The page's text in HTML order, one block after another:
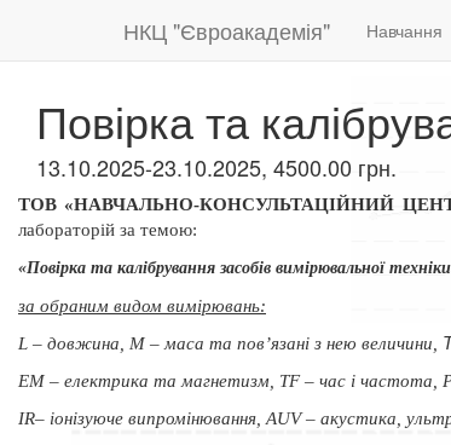
НКЦ "Євроакадемія" Навчання
Повірка та
13.10.2025-23.10.2025, 4500.00 грн.
ТОВ «НАВЧАЛЬНО-КОНСУЛЬТАЦІЙНИЙ
лабораторій за темою:
«Повірка та калібрування засобів вимірювальної
за обраним видом вимірювань:
L – довжина, М – маса та пов’язані з нею величини,
ЕМ – електрика та магнетизм, ТF – час і частота,
ІR– іонізуюче випромінювання, АUV – акустика,